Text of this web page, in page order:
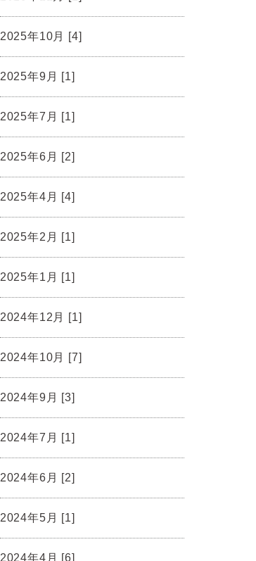
2025年10月 [4]
2025年9月 [1]
2025年7月 [1]
2025年6月 [2]
2025年4月 [4]
2025年2月 [1]
2025年1月 [1]
2024年12月 [1]
2024年10月 [7]
2024年9月 [3]
2024年7月 [1]
2024年6月 [2]
2024年5月 [1]
2024年4月 [6]